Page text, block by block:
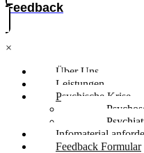
Feedback
×
Über Uns
Leistungen
Psychische Krise
Infomaterial
Feedback Formular